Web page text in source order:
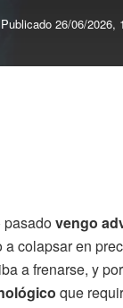
Publicado 26/06/2026,
pasadovengo
colapsar en
a frenarse, y
que